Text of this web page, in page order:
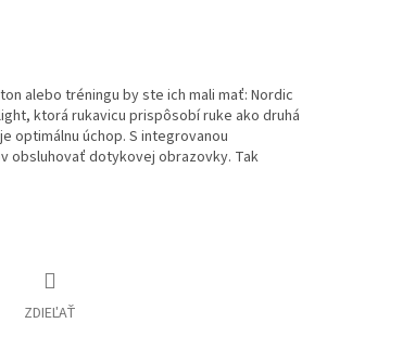
alebo tréningu by ste ich mali mať: Nordic
ktorá rukavicu prispôsobí ruke ako druhá
optimálnu úchop. S integrovanou
obsluhovať dotykovej obrazovky. Tak
ZDIEĽAŤ